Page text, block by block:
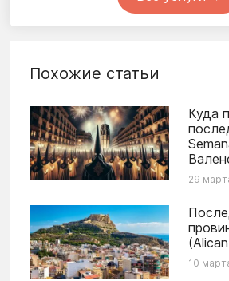
Похожие статьи
Куда
29
10